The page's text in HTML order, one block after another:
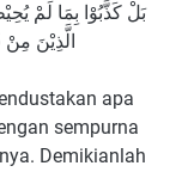
بَلْ كَذَّبُوْا بِمَا لَمْ
الَّذِيْنَ
apa
sempurna
Demikianlah